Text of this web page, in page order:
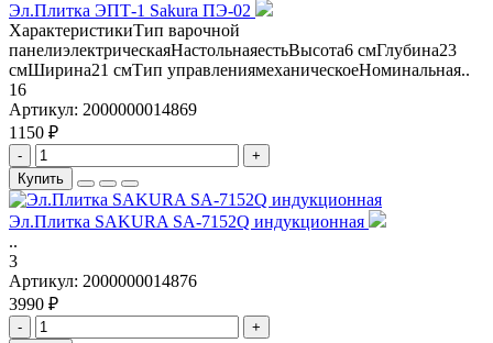
Эл.Плитка ЭПТ-1 Sakura ПЭ-02
ХарактеристикиТип варочной
панелиэлектрическаяНастольнаяестьВысота6 смГлубина23
смШирина21 смТип управлениямеханическоеНоминальная..
16
Артикул: 2000000014869
1150 ₽
-
+
Купить
Эл.Плитка SAKURA SA-7152Q индукционная
..
3
Артикул: 2000000014876
3990 ₽
-
+